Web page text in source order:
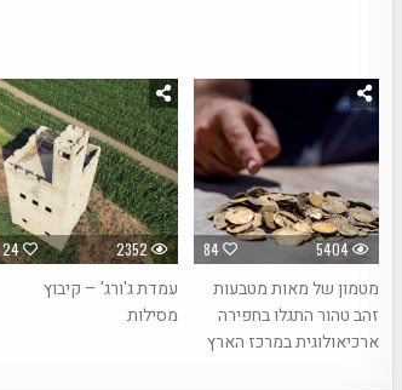
24 2352
עמדת ג'ורג' – קיבוץ
מסילות
84 5404
מטמון של מאות מטבעות
זהב טהור התגלו בחפירה
ארכיאולוגית במרכז הארץ